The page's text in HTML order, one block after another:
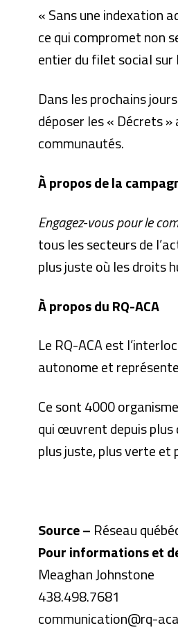
« Sans une indexation
ce qui compromet non
entier du filet social sur
Dans les prochains
déposer les « Décrets »
communautés.
À propos de la
Engagez-vous pour le
tous les secteurs de
plus juste où les droits
À propos du RQ-ACA
Le RQ-ACAest
autonome et
Ce sont 4000
qui œuvrent depuis
plus juste, plus verte et
Source – Réseau
Pour informations et
Meaghan Johnstone
438.498.7681
communication@rq-